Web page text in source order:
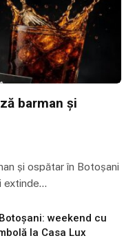
barman și
și ospătar în Botoșani
extinde…
weekend cu
la Casa Lux